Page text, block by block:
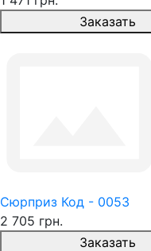
Заказать
Сюрприз Код - 0053
2 705 грн.
Заказать